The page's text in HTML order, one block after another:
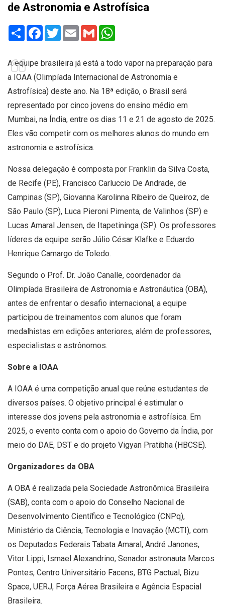
de Astronomia e Astrofísica
Share Facebook
TwitterEmail Gmail
A equipe brasileira já está a todo vapor na preparação para
a IOAA (Olimpíada Internacional de Astronomia e
Astrofísica) deste ano. Na 18ª edição, o Brasil será
representado por cinco jovens do ensino médio em
Mumbai, na Índia, entre os dias 11 e 21 de agosto de 2025.
Eles vão competir com os melhores alunos do mundo em
astronomia e astrofísica.
Nossa delegação é composta por Franklin da Silva Costa,
de Recife (PE), Francisco Carluccio De Andrade, de
Campinas (SP), Giovanna Karolinna Ribeiro de Queiroz, de
São Paulo (SP), Luca Pieroni Pimenta, de Valinhos (SP) e
Lucas Amaral Jensen, de Itapetininga (SP). Os professores
líderes da equipe serão Júlio César Klafke e Eduardo
Henrique Camargo de Toledo.
Segundo o Prof. Dr. João Canalle, coordenador da
Olimpíada Brasileira de Astronomia e Astronáutica (OBA),
antes de enfrentar o desafio internacional, a equipe
participou de treinamentos com alunos que foram
medalhistas em edições anteriores, além de professores,
especialistas e astrônomos.
Sobre a IOAA
A IOAA é uma competição anual que reúne estudantes de
diversos países. O objetivo principal é estimular o
interesse dos jovens pela astronomia e astrofísica. Em
2025, o evento conta com o apoio do Governo da Índia, por
meio do DAE, DST e do projeto Vigyan Pratibha (HBCSE).
Organizadores da OBA
A OBA é realizada pela Sociedade Astronômica Brasileira
(SAB), conta com o apoio do Conselho Nacional de
Desenvolvimento Científico e Tecnológico (CNPq),
Ministério da Ciência, Tecnologia e Inovação (MCTI), com
os Deputados Federais Tabata Amaral, André Janones,
Vitor Lippi, Ismael Alexandrino, Senador astronauta Marcos
Pontes, Centro Universitário Facens, BTG Pactual, Bizu
Space, UERJ, Força Aérea Brasileira e Agência Espacial
Brasileira.